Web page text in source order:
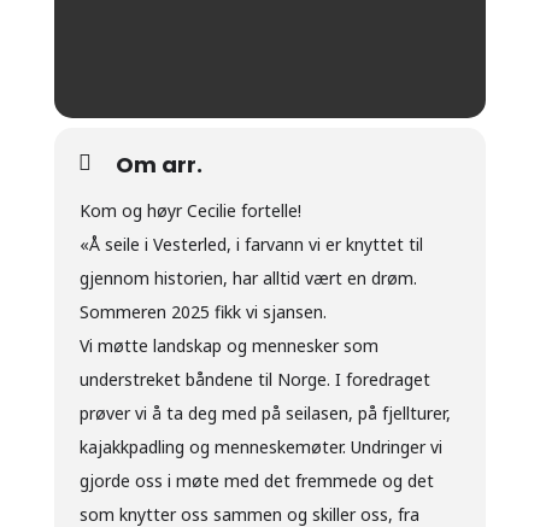
Om arr.
Kom og høyr Cecilie fortelle!
«Å seile i Vesterled, i farvann vi er knyttet til
gjennom historien, har alltid vært en drøm.
Sommeren 2025 fikk vi sjansen.
Vi møtte landskap og mennesker som
understreket båndene til Norge. I foredraget
prøver vi å ta deg med på seilasen, på fjellturer,
kajakkpadling og menneskemøter. Undringer vi
gjorde oss i møte med det fremmede og det
som knytter oss sammen og skiller oss, fra